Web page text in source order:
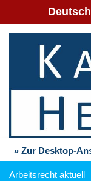
» Zur Desktop-
Arbeitsrecht aktuell